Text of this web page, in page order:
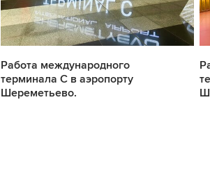
Работа международного
терминала С в аэропорту
Шереметьево.